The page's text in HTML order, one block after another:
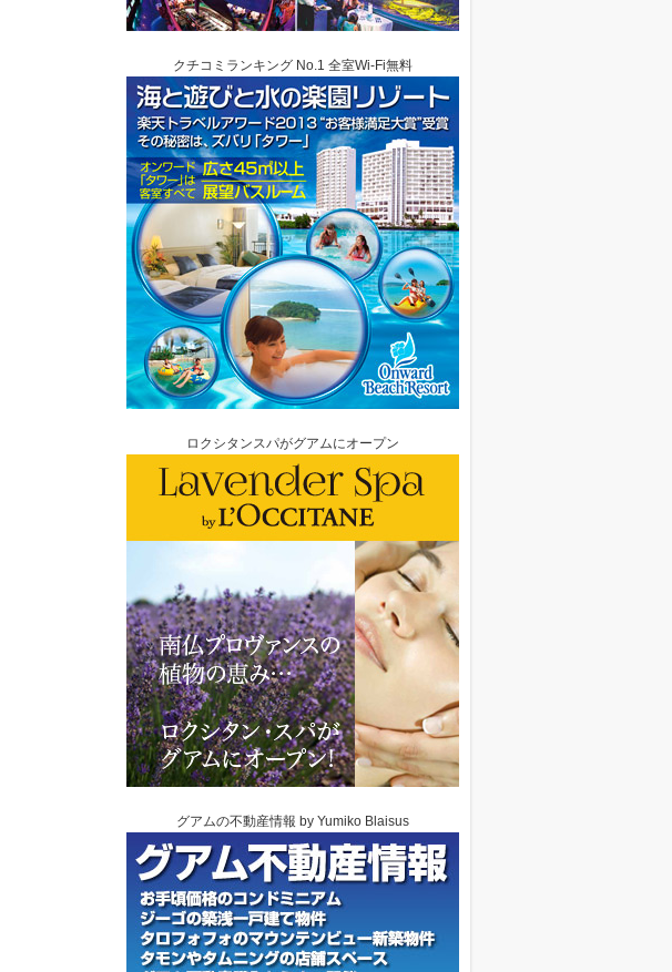
クチコミランキング No.1 全室Wi-Fi無料
ロクシタンスパがグアムにオープン
グアムの不動産情報 by Yumiko Blaisus